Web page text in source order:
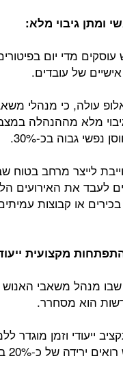
מדי יום
של עובדים.
עולה, כי מנהלי
מלא מההנהלה
נפשי גבוה בכ-30%.
לייצר מרחב בטוח
לעבד את האירועים
בכירים או קבוצות
מנהל משאבי האנוש
הוא מסחרר.
ייעודי וזמן מוגדר